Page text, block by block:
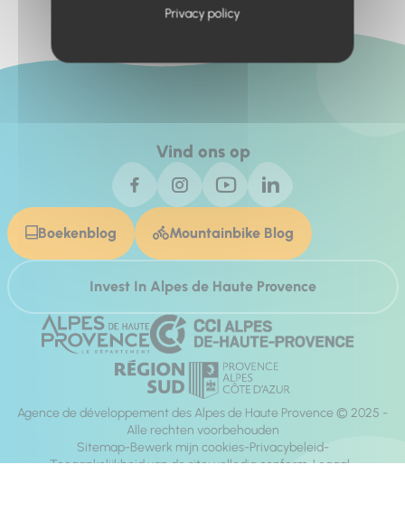
Vind ons op
Boekenblog Mountainbike Blog
Invest In Alpes de Haute Provence
Agence de développement des Alpes de Haute Provence © 2025 -
Alle rechten voorbehouden
Sitemap Bewerk mijn cookies Privacybeleid
Toegankelijkheid van de site: volledig conform Legaal
Privacy policy